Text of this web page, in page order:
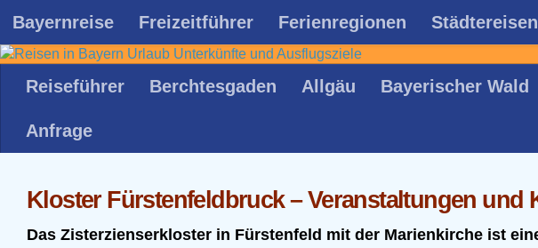
Zum Inhalt springen
Bayernreise Freizeitführer Ferienregionen Städtereisen
Reiseführer Berchtesgaden Allgäu Bayerischer Wald
Anfrage
Kloster Fürstenfeldbruck – Veranstaltungen und
Das Zisterzienserkloster in Fürstenfeld mit der Marienkirche ist